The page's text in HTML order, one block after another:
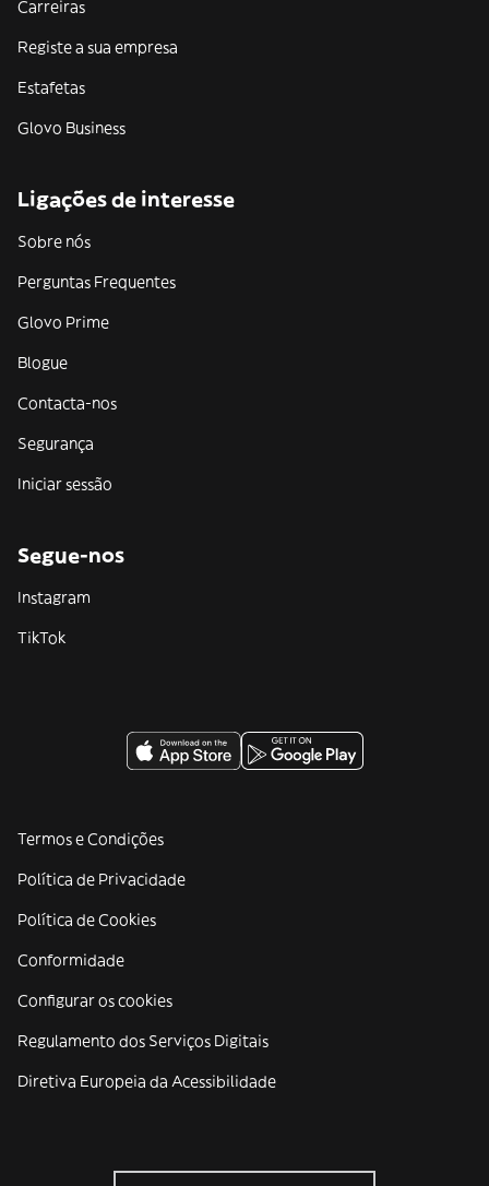
Carreiras
Registe a sua empresa
Estafetas
Glovo Business
Ligações de interesse
Sobre nós
Perguntas Frequentes
Glovo Prime
Blogue
Contacta-nos
Segurança
Iniciar sessão
Segue-nos
Instagram
TikTok
Termos e Condições
Política de Privacidade
Política de Cookies
Conformidade
Configurar os cookies
Regulamento dos Serviços Digitais
Diretiva Europeia da Acessibilidade